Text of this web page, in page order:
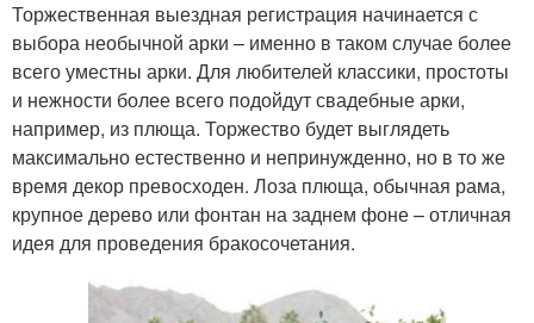
Торжественная выездная регистрация начинается с
выбора необычной арки – именно в таком случае более
всего уместны арки. Для любителей классики, простоты
и нежности более всего подойдут свадебные арки,
например, из плюща. Торжество будет выглядеть
максимально естественно и непринужденно, но в то же
время декор превосходен. Лоза плюща, обычная рама,
крупное дерево или фонтан на заднем фоне – отличная
идея для проведения бракосочетания.